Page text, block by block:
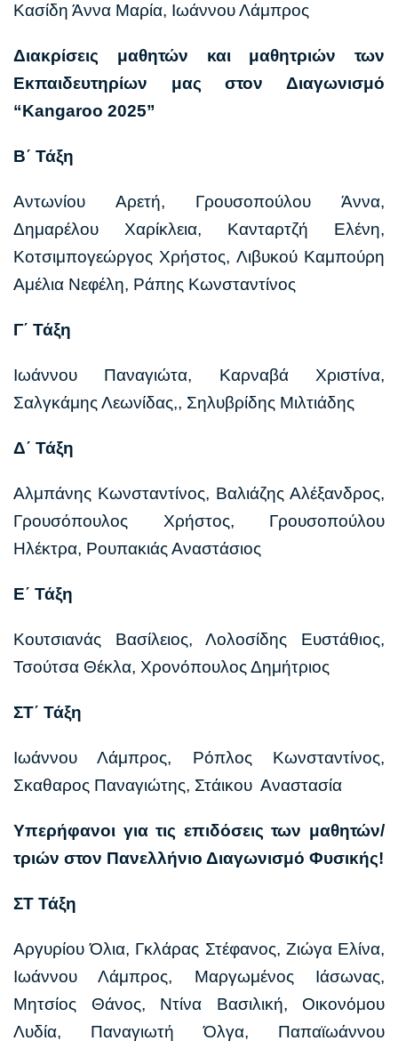
Κασίδη Άννα Μαρία, Ιωάννου Λάμπρος
Διακρίσεις μαθητών και μαθητριών των
Εκπαιδευτηρίων μας στον Διαγωνισμό
“Kangaroo 2025”
Β΄ Τάξη
Αντωνίου Αρετή, Γρουσοπούλου Άννα,
Δημαρέλου Χαρίκλεια, Κανταρτζή Ελένη,
Κοτσιμπογεώργος Χρήστος, Λιβυκού Καμπούρη
Αμέλια Νεφέλη, Ράπης Κωνσταντίνος
Γ΄ Τάξη
Ιωάννου Παναγιώτα, Καρναβά Χριστίνα,
Σαλγκάμης Λεωνίδας,, Σηλυβρίδης Μιλτιάδης
Δ΄ Τάξη
Αλμπάνης Κωνσταντίνος, Βαλιάζης Αλέξανδρος,
Γρουσόπουλος Χρήστος, Γρουσοπούλου
Ηλέκτρα, Ρουπακιάς Αναστάσιος
Ε΄ Τάξη
Κουτσιανάς Βασίλειος, Λολοσίδης Ευστάθιος,
Τσούτσα Θέκλα, Χρονόπουλος Δημήτριος
ΣΤ΄ Τάξη
Ιωάννου Λάμπρος, Ρόπλος Κωνσταντίνος,
Σκαθαρος Παναγιώτης, Στάικου Αναστασία
Υπερήφανοι για τις επιδόσεις των μαθητών/
τριών στον Πανελλήνιο Διαγωνισμό Φυσικής!
ΣΤ Τάξη
Αργυρίου Όλια, Γκλάρας Στέφανος, Ζιώγα Ελίνα,
Ιωάννου Λάμπρος, Μαργωμένος Ιάσωνας,
Μητσίος Θάνος, Ντίνα Βασιλική, Οικονόμου
Λυδία, Παναγιωτή Όλγα, Παπαϊωάννου